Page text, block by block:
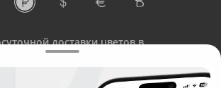
доставки цветов в